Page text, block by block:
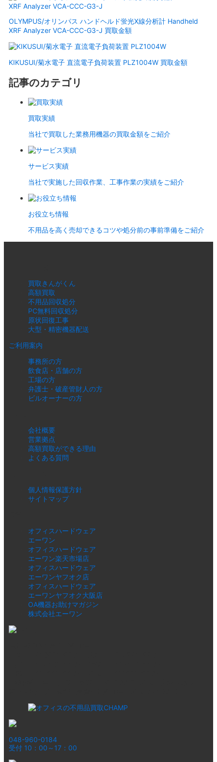
OLYMPUS/オリンパス ハンドヘルド蛍光X線分析計 Handheld
XRF Analyzer VCA-CCC-G3-J 買取金額
KIKUSUI/菊水電子 直流電子負荷装置 PLZ1004W 買取金額
記事のカテゴリ
買取実績
当社で買取した業務用機器の買取金額をご紹介
サービス実績
当社で実施した回収作業、工事作業の実績をご紹介
お役立ち情報
不用品を高く売却できるコツや処分前の事前準備をご紹介
買取きんがくん
高額買取
不用品回収処分
PC無料回収処分
原状回復工事
大型・精密機器配送
ご利用案内
事務所の方
飲食店・店舗の方
工場の方
弁護士・破産管財人の方
ビルオーナーの方
会社概要
営業拠点
高額買取ができる理由
よくある質問
個人情報保護方針
サイトマップ
オフィスハードウェア
エーワン
オフィスハードウェア
エーワン楽天市場店
オフィスハードウェア
エーワンヤフオク店
オフィスハードウェア
エーワンヤフオク大阪店
OA機器お助けマガジン
株式会社エーワン
048-960-0184
受付 10：00～17：00